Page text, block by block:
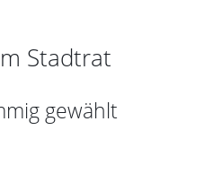
Stadtrat
gewählt